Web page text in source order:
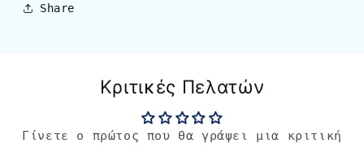
Share
Κριτικές Πελατών
Γίνετε ο πρώτος που θα γράψει μια κριτική